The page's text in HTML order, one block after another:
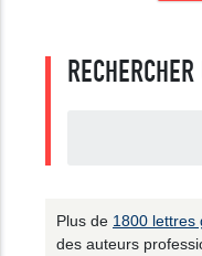
Plus de 1800 lettres
des auteurs